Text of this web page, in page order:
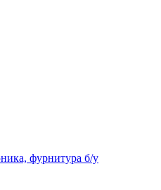
фурнитура б/у